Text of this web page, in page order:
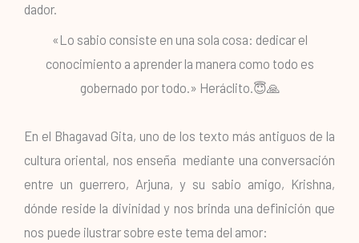
dador.
«Lo sabio consiste en una sola cosa: dedicar el
conocimiento a aprender la manera como todo es
gobernado por todo.» Heráclito.😇🙏
En el Bhagavad Gita, uno de los texto más antiguos de la
cultura oriental, nos enseña mediante una conversación
entre un guerrero, Arjuna, y su sabio amigo, Krishna,
dónde reside la divinidad y nos brinda una definición que
nos puede ilustrar sobre este tema del amor: